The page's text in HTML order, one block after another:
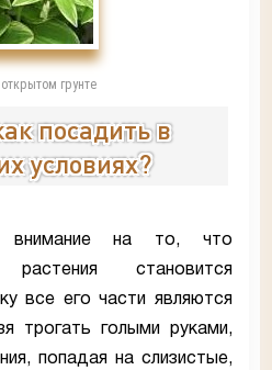
грунте
посадить в
условиях?
внимание на то, что
растения становится
все его части являются
трогать голыми руками,
попадая на слизистые,